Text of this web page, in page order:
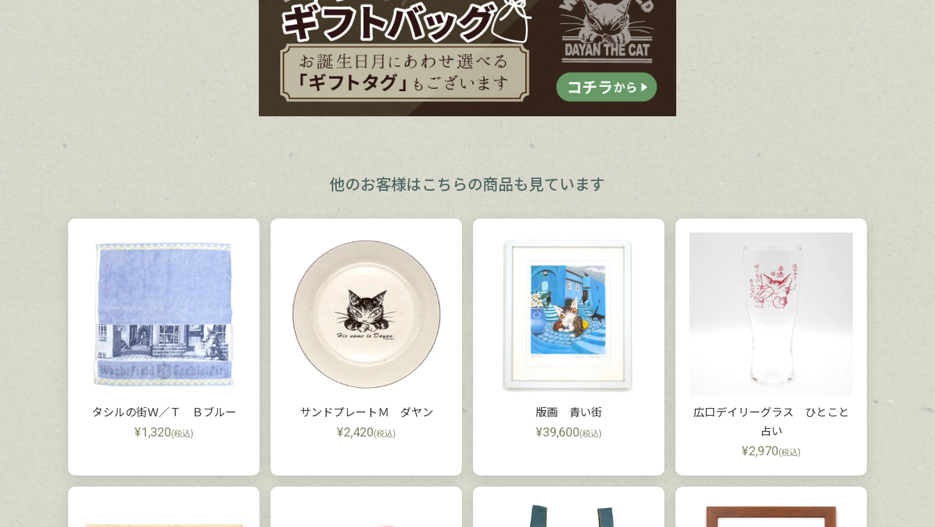
他のお客様は こちらの商品も見ています
タシルの街Ｗ／Ｔ Ｂブルー
¥1,320(税込)
サンドプレートＭ ダヤン
¥2,420(税込)
版画 青い街
¥39,600(税込)
広口デイリーグラス ひとこと
占い
¥2,970(税込)